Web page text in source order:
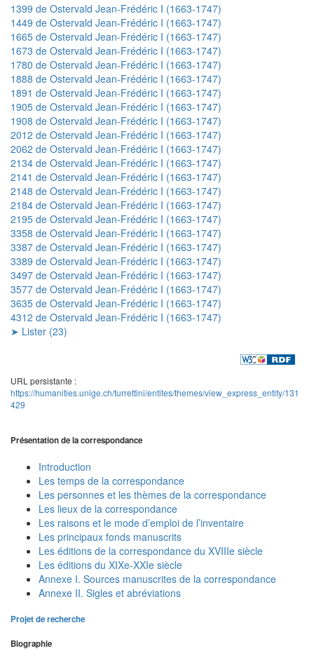
1399 de Ostervald Jean-Frédéric I (1663-1747)
1449 de Ostervald Jean-Frédéric I (1663-1747)
1665 de Ostervald Jean-Frédéric I (1663-1747)
1673 de Ostervald Jean-Frédéric I (1663-1747)
1780 de Ostervald Jean-Frédéric I (1663-1747)
1888 de Ostervald Jean-Frédéric I (1663-1747)
1891 de Ostervald Jean-Frédéric I (1663-1747)
1905 de Ostervald Jean-Frédéric I (1663-1747)
1908 de Ostervald Jean-Frédéric I (1663-1747)
2012 de Ostervald Jean-Frédéric I (1663-1747)
2062 de Ostervald Jean-Frédéric I (1663-1747)
2134 de Ostervald Jean-Frédéric I (1663-1747)
2141 de Ostervald Jean-Frédéric I (1663-1747)
2148 de Ostervald Jean-Frédéric I (1663-1747)
2184 de Ostervald Jean-Frédéric I (1663-1747)
2195 de Ostervald Jean-Frédéric I (1663-1747)
3358 de Ostervald Jean-Frédéric I (1663-1747)
3387 de Ostervald Jean-Frédéric I (1663-1747)
3389 de Ostervald Jean-Frédéric I (1663-1747)
3497 de Ostervald Jean-Frédéric I (1663-1747)
3577 de Ostervald Jean-Frédéric I (1663-1747)
3635 de Ostervald Jean-Frédéric I (1663-1747)
4312 de Ostervald Jean-Frédéric I (1663-1747)
➤ Lister (23)
URL persistante :
https://humanities.unige.ch/turrettini/entites/themes/view_express_entity/131
429
Présentation de la correspondance
Introduction
Les temps de la correspondance
Les personnes et les thèmes de la correspondance
Les lieux de la correspondance
Les raisons et le mode d’emploi de l’inventaire
Les principaux fonds manuscrits
Les éditions de la correspondance du XVIIIe siècle
Les éditions du XIXe-XXIe siècle
Annexe I. Sources manuscrites de la correspondance
Annexe II. Sigles et abréviations
Projet de recherche
Biographie